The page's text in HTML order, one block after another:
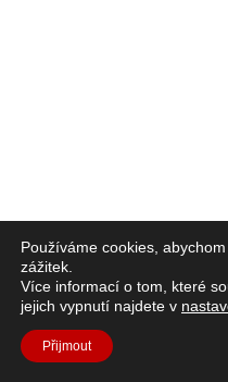
Používáme cookies,
zážitek.
Více informací o tom, které
jejich vypnutí najdete v
Přijmout